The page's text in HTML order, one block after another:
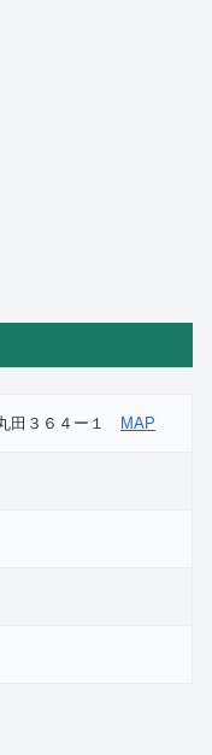
田３６４ー１ MAP